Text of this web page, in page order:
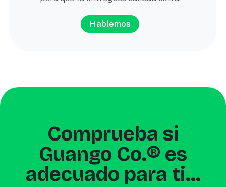
Hablemos
Comprueba si
Guango Co.® es
adecuado para ti...